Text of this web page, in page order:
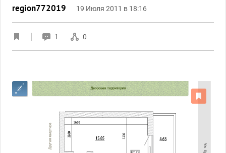
region772019 19 Июля 2011 в 18:16
1 0